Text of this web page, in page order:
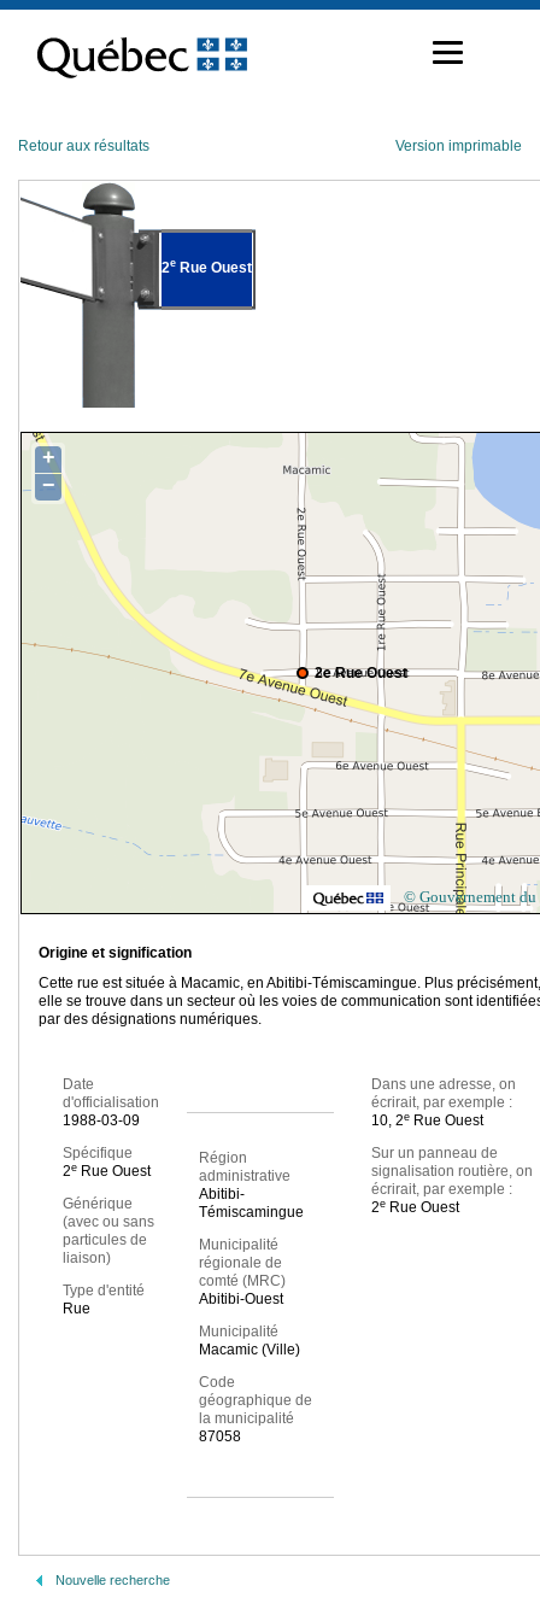
contenu
Retour aux résultats Version imprimable
2e Rue Ouest
2e Rue Ouest
+
−
© Gouvernement du
Origine et signification
Cette rue est située à Macamic, en Abitibi-Témiscamingue. Plus précisément,
elle se trouve dans un secteur où les voies de communication sont
par des désignations numériques.
Date
d'officialisation
1988-03-09
Spécifique
2e Rue Ouest
Générique
(avec ou sans
particules de
liaison)
Type d'entité
Rue
Région
administrative
Abitibi-
Témiscamingue
Municipalité
régionale de
comté (MRC)
Abitibi-Ouest
Municipalité
Macamic (Ville)
Code
géographique de
la municipalité
87058
Dans une adresse, on
écrirait, par exemple :
10, 2eRue Ouest
Sur un panneau de
signalisation routière, on
écrirait, par exemple :
2eRue Ouest
Nouvelle recherche